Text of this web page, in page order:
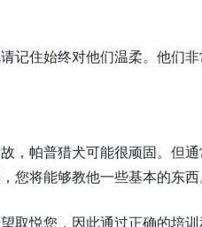
记住始终对他们温柔。他们
，帕普猎犬可能很顽固。但
您将能够教他一些基本的东西
取悦您，因此通过正确的培训